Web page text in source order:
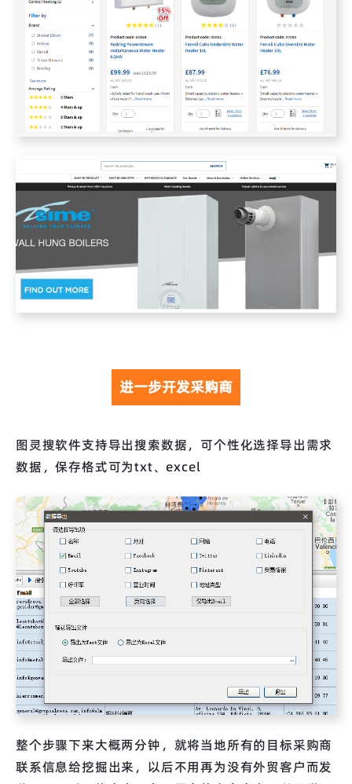
进一步开发采购商
图灵搜软件支持导出搜索数据，可个性化选择导出需求
数据，保存格式可为txt、excel
整个步骤下来大概两分钟，就将当地所有的目标采购商
联系信息给挖掘出来，以后不用再为没有外贸客户而发